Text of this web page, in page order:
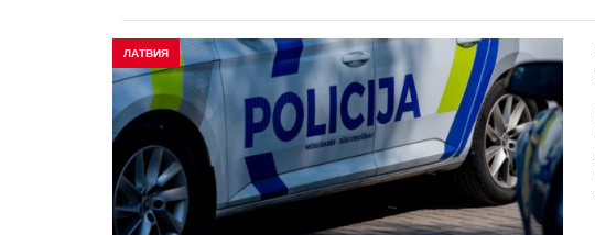
ЛАТВИЯ